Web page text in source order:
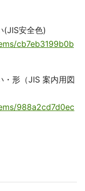
(JIS安全色)
cb7eb3199b0b
・形（JIS 案内用図
988a2cd7d0ec